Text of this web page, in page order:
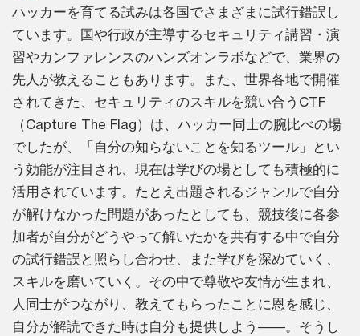
ハッカーを育てる試みは各国でさまざまに試行錯誤し
ています。国や行政が主導するセキュリティ講習・演
習やカンファレンスのハンズオンラボなどで、業界の
先人が教えることもあります。また、世界各地で開催
されてきた、セキュリティのスキルを競い合うCTF
（Capture The Flag）は、ハッカー同士の腕比べの場
でしたが、「自分の知らないことを知るツール」とい
う効能が注目され、現在は学びの場としても積極的に
活用されています。たとえ出題されるジャンルで自分
が解けなかった問題があったとしても、競技後に各参
加者が自分がどうやって解いたかを共有する中で自分
の試行錯誤と照らし合わせ、また学びを深めていく、
スキルを磨いていく。その中で尊敬や友情が生まれ、
人同士がつながり、教えてもらったことに恩を感じ、
自分が解読できた時は自分も提供しよう――。そうし